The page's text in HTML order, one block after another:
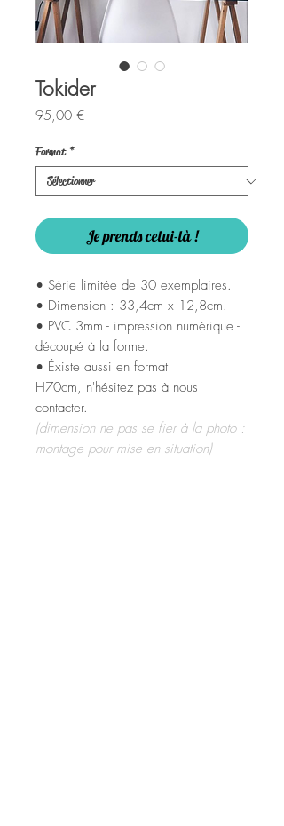
Tokider
95,00 €Prix
Format *
Je prends celui-là !
• Série limitée de 30 exemplaires.
• Dimension : 33,4cm x 12,8cm.
• PVC 3mm - impression numérique -
découpé à la forme.
• Éxiste aussi en format
H70cm, n'hésitez pas à nous
contacter.
(dimension ne pas se fier à la photo :
montage pour mise en situation)